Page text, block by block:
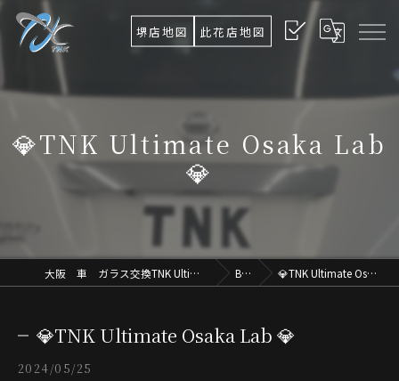
堺店地図 此花店地図
💎TNK Ultimate Osaka Lab
💎
大阪 車 ガラス交換TNK Ultimate Osaka.Lab Blog 💎TNK Ultimate Osaka Lab 💎
💎TNK Ultimate Osaka Lab 💎
2024/05/25